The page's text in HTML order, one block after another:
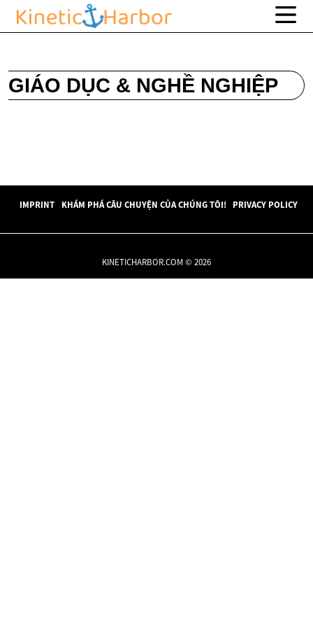
GIÁO DỤC & NGHỀ NGHIỆP
IMPRINT KHÁM PHÁ CÂU CHUYỆN CỦA CHÚNG TÔI! PRIVACY POLICY
KINETICHARBOR.COM © 2026